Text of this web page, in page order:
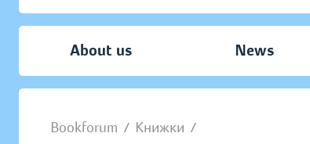
About us News
Bookforum / Книжки /